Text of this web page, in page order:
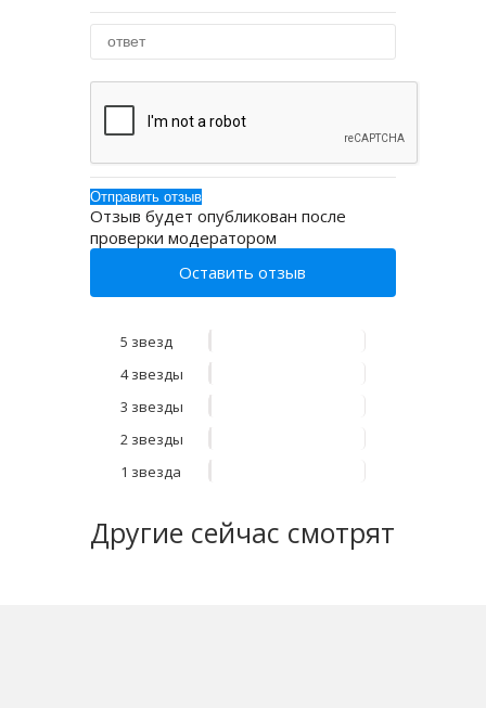
Отзыв будет опубликован после
проверки модератором
Оставить отзыв
5 звезд
4 звезды
3 звезды
2 звезды
1 звезда
Другие сейчас смотрят